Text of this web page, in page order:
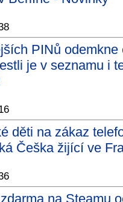
PINů
je v seznamu i
děti na zákaz
Češka žijící ve
na Steamu